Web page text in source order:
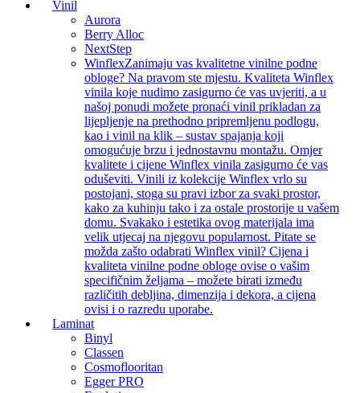
Vinil
Aurora
Berry Alloc
NextStep
WinflexZanimaju vas kvalitetne vinilne podne
obloge? Na pravom ste mjestu. Kvaliteta Winflex
vinila koje nudimo zasigurno će vas uvjeriti, a u
našoj ponudi možete pronaći vinil prikladan za
lijepljenje na prethodno pripremljenu podlogu,
kao i vinil na klik – sustav spajanja koji
omogućuje brzu i jednostavnu montažu. Omjer
kvalitete i cijene Winflex vinila zasigurno će vas
oduševiti. Vinili iz kolekcije Winflex vrlo su
postojani, stoga su pravi izbor za svaki prostor,
kako za kuhinju tako i za ostale prostorije u vašem
domu. Svakako i estetika ovog materijala ima
velik utjecaj na njegovu popularnost. Pitate se
možda zašto odabrati Winflex vinil? Cijena i
kvaliteta vinilne podne obloge ovise o vašim
specifičnim željama – možete birati između
različitih debljina, dimenzija i dekora, a cijena
ovisi i o razredu uporabe.
Laminat
Binyl
Classen
Cosmoflooritan
Egger PRO